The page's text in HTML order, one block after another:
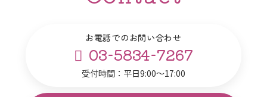
お電話でのお問い合わせ
03-5834-7267
受付時間：平日9:00～17:00